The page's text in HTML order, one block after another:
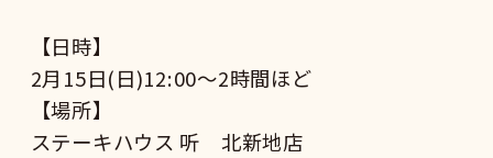
【日時】
2月15日(日)12:00〜2時間ほど
【場所】
ステーキハウス 听 北新地店